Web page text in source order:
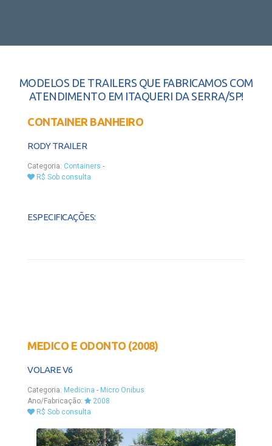
MODELOS DE TRAILERS QUE FABRICAMOS COM
ATENDIMENTO EM ITAQUERI DA SERRA/SP!
CONTAINER BANHEIRO
RODY TRAILER
Categoria: Containers -
R$ Sob consulta
ESPECIFICAÇÕES:
MEDICO E ODONTO (2008)
VOLARE V6
Categoria: Medicina - Micro Onibus
Ano/Fabricação:
2008
R$ Sob consulta